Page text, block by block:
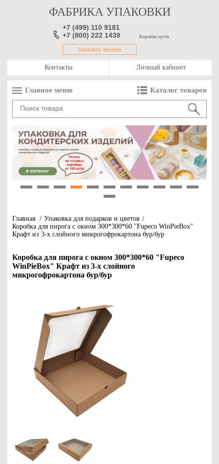
ФАБРИКА УПАКОВКИ
+7 (499) 110 9181
+7 (800) 222 1439
Заказать звонок
Корзина пуста
Контакты Личный кабинет
Главное меню Каталог товаров
Главная / Упаковка для подарков и цветов /
Коробка для пирога с окном 300*300*60 "Fupeco WinPieBox"
Крафт из 3-х слойного микрогофрокартона бур/бур
Коробка для пирога с окном 300*300*60 "Fupeco
WinPieBox" Крафт из 3-х слойного
микрогофрокартона бур/бур